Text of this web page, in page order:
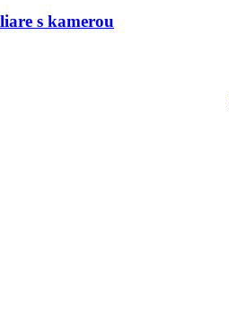
s kamerou